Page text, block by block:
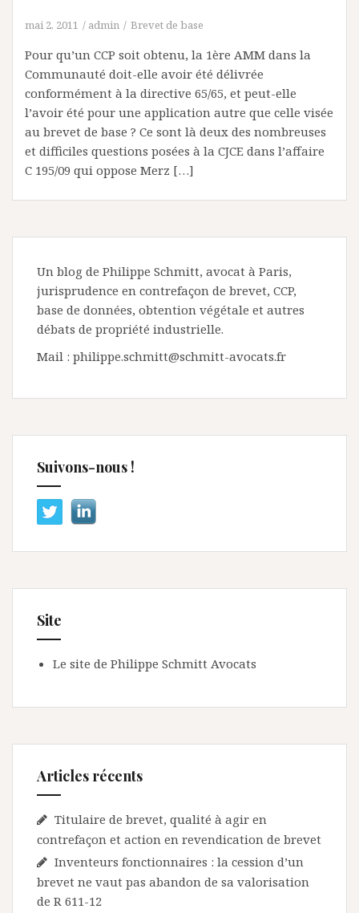
mai 2, 2011 admin Brevet de base
Pour qu’un CCP soit obtenu, la 1ère AMM dans la
Communauté doit-elle avoir été délivrée
conformément à la directive 65/65, et peut-elle
l’avoir été pour une application autre que celle visée
au brevet de base ? Ce sont là deux des nombreuses
et difficiles questions posées à la CJCE dans l’affaire
C 195/09 qui oppose Merz […]
Un blog de Philippe Schmitt, avocat à Paris,
jurisprudence en contrefaçon de brevet, CCP,
base de données, obtention végétale et autres
débats de propriété industrielle.
Mail : philippe.schmitt@schmitt-avocats.fr
Suivons-nous !
Site
Le site de Philippe Schmitt Avocats
Articles récents
Titulaire de brevet, qualité à agir en
contrefaçon et action en revendication de brevet
Inventeurs fonctionnaires : la cession d’un
brevet ne vaut pas abandon de sa valorisation
de R 611-12